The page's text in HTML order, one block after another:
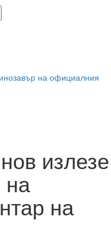
на официалния
излезе
на
на